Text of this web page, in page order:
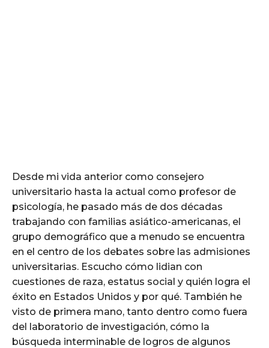
Desde mi vida anterior como consejero
universitario hasta la actual como profesor de
psicología, he pasado más de dos décadas
trabajando con familias asiático-americanas, el
grupo demográfico que a menudo se encuentra
en el centro de los debates sobre las admisiones
universitarias. Escucho cómo lidian con
cuestiones de raza, estatus social y quién logra el
éxito en Estados Unidos y por qué. También he
visto de primera mano, tanto dentro como fuera
del laboratorio de investigación, cómo la
búsqueda interminable de logros de algunos